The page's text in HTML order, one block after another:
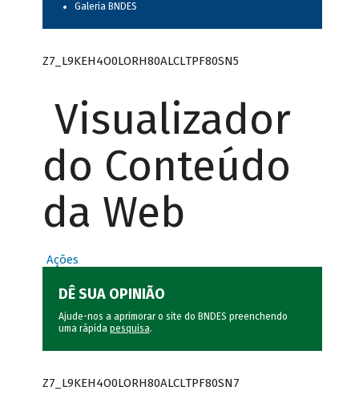
Galeria BNDES
Z7_L9KEH4O0LORH80ALCLTPF80SN5
Visualizador
do Conteúdo
da Web
Ações
DÊ SUA OPINIÃO
Ajude-nos a aprimorar o site do BNDES preenchendo
uma rápida pesquisa.
Z7_L9KEH4O0LORH80ALCLTPF80SN7